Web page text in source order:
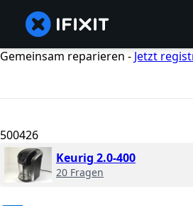
Gemeinsam reparieren - Jetzt
500426
Keurig 2.0-400
20 Fragen